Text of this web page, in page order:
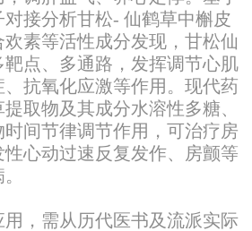
对接分析甘松- 仙鹤草中槲皮
素等活性成分发现，甘松仙
点、多通路，发挥调节心肌
抗氧化应激等作用。现代药
取物及其成分水溶性多糖、
间节律调节作用，可治疗房
心动过速反复发作、房颤等
，需从历代医书及流派实际